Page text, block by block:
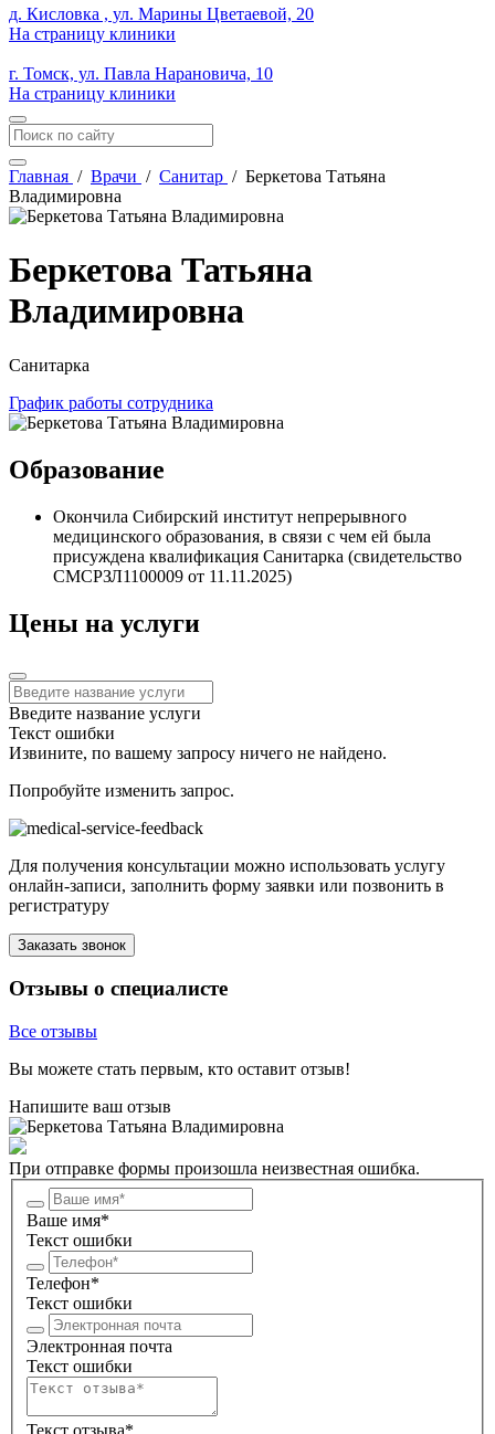
д. Кисловка , ул. Марины Цветаевой, 20
На страницу клиники
г. Томск, ул. Павла Нарановича, 10
На страницу клиники
Главная / Врачи / Санитар / Беркетова Татьяна
Владимировна
Беркетова Татьяна
Владимировна
Санитарка
График работы сотрудника
Образование
Окончила Сибирский институт непрерывного
медицинского образования, в связи с чем ей была
присуждена квалификация Санитарка (свидетельство
СМСРЗЛ1100009 от 11.11.2025)
Цены на услуги
Введите название услуги
Текст ошибки
Извините, по вашему запросу ничего не найдено.
Попробуйте изменить запрос.
Для получения консультации можно использовать услугу
онлайн-записи, заполнить форму заявки или позвонить в
регистратуру
Заказать звонок
Отзывы о специалисте
Все отзывы
Вы можете стать первым, кто оставит отзыв!
Напишите ваш отзыв
При отправке формы произошла неизвестная ошибка.
Ваше имя*
Текст ошибки
Телефон*
Текст ошибки
Электронная почта
Текст ошибки
Текст отзыва*